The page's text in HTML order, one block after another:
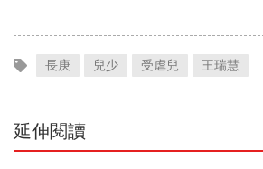
長庚 兒少 受虐兒 王瑞慧
延伸閱讀